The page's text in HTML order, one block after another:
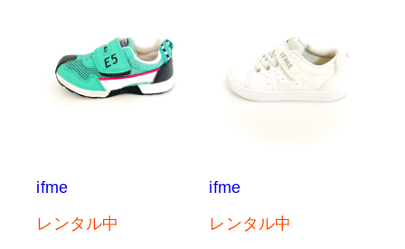
ifme
レンタル中
ifme
レンタル中